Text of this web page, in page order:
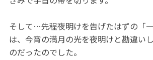
そして…先程夜明けを告げたはずの「
は、今宵の満月の光を夜明けと勘違い
のだったのでした。